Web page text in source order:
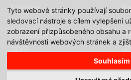
Tyto webové stránky používají
sledovací nástroje s cílem vylepšení
zobrazení přizpůsobeného obsahu a
návštěvnosti webových stránek a
Souhlasím
Kdo jsme
Partnerství
Programové sekce
Všechna práva vyhrazena DOC.DREAM services s. r. o.